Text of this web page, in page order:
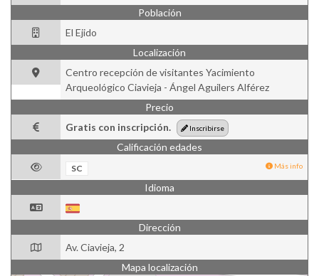
Población
El Ejido
Localización
Centro recepción de visitantes Yacimiento
Arqueológico Ciavieja - Ángel Aguilers Alférez
Precio
Gratis con inscripción.
Inscribirse
Calificación edades
SC Más info
Idioma
Dirección
Av. Ciavieja, 2
Mapa localización